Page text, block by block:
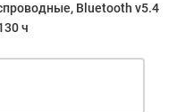
Bluetooth v5.4
ч